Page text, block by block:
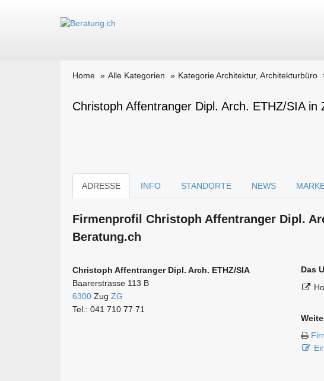
Home Alle Kategorien Kategorie Architektur, Architekturbüro
Christoph Affentranger Dipl. Arch. ETHZ/SIA in
ADRESSE INFO STANDORTE NEWS
Firmen­profil Christoph Affentranger Dipl.
Beratung.ch
Christoph Affentranger Dipl. Arch. ETHZ/SIA
Baarerstrasse 113 B
6300 Zug ZG
Tel.: 041 710 77 71
Das